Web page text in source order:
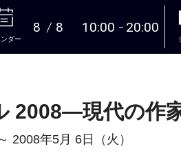
本文へ
ダー
8 8 10:00 20:00
2008―現代の作
2008年5月 6日（火）